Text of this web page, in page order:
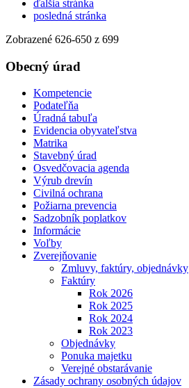
ďalšia stránka
posledná stránka
Zobrazené 626-650 z 699
Obecný úrad
Kompetencie
Podateľňa
Úradná tabuľa
Evidencia obyvateľstva
Matrika
Stavebný úrad
Osvedčovacia agenda
Výrub drevín
Civilná ochrana
Požiarna prevencia
Sadzobník poplatkov
Informácie
Voľby
Zverejňovanie
Zmluvy, faktúry, objednávky
Faktúry
Rok 2026
Rok 2025
Rok 2024
Rok 2023
Objednávky
Ponuka majetku
Verejné obstarávanie
Zásady ochrany osobných údajov